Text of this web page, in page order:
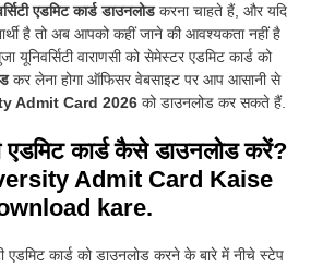
एडमिट कार्ड डाउनलोडकरना चाहते हैं, और यदि
है तो अब आपको कहीं जाने की आवश्यकता नहीं है
वाराणसी को सेमेस्टर एडमिट कार्ड को
कर लेना होगा ऑफिसर वेबसाइट पर आप आसानी से
Admit Card 2026 को डाउनलोड कर सकते हैं.
एडमिट कार्ड कैसे डाउनलोड करें?
Admit Card Kaise
kare.
एडमिट कार्ड को डाउनलोड करने के बारे में नीचे स्टेप